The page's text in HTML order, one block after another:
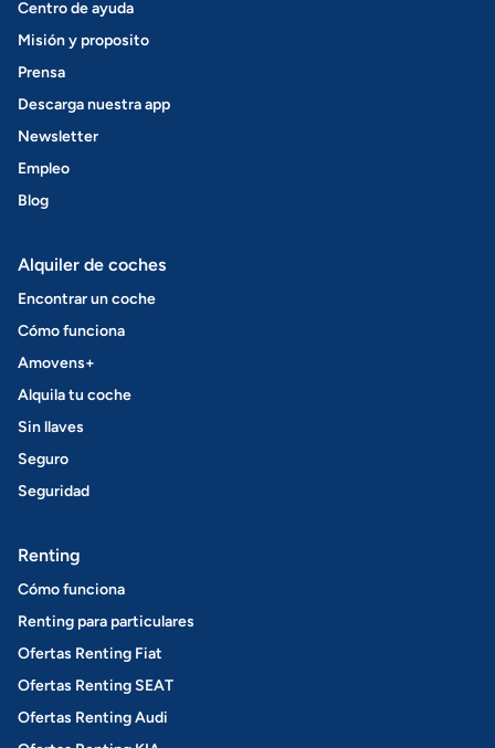
Centro de ayuda
Misión y proposito
Prensa
Descarga nuestra app
Newsletter
Empleo
Blog
Alquiler de coches
Encontrar un coche
Cómo funciona
Amovens+
Alquila tu coche
Sin llaves
Seguro
Seguridad
Renting
Cómo funciona
Renting para particulares
Ofertas Renting Fiat
Ofertas Renting SEAT
Ofertas Renting Audi